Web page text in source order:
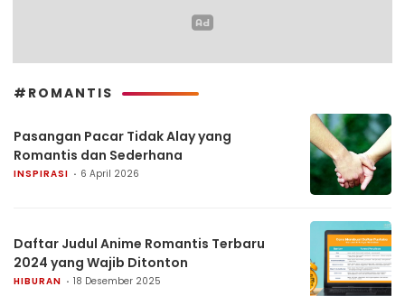
#ROMANTIS
Pasangan Pacar Tidak Alay yang
Romantis dan Sederhana
INSPIRASI 6 April 2026
Daftar Judul Anime Romantis Terbaru
2024 yang Wajib Ditonton
HIBURAN 18 Desember 2025